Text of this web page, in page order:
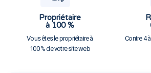
Propriétaire
à 100 %
Vous êtes le propriétaire à
100 % de votre site web
Contre 4